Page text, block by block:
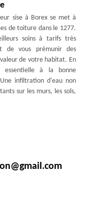
sise à Borex se met à
de toiture dans le 1277.
soins à tarifs très
de vous prémunir des
de votre habitat. En
à la bonne
infiltration d'eau non
sur les murs, les sols,